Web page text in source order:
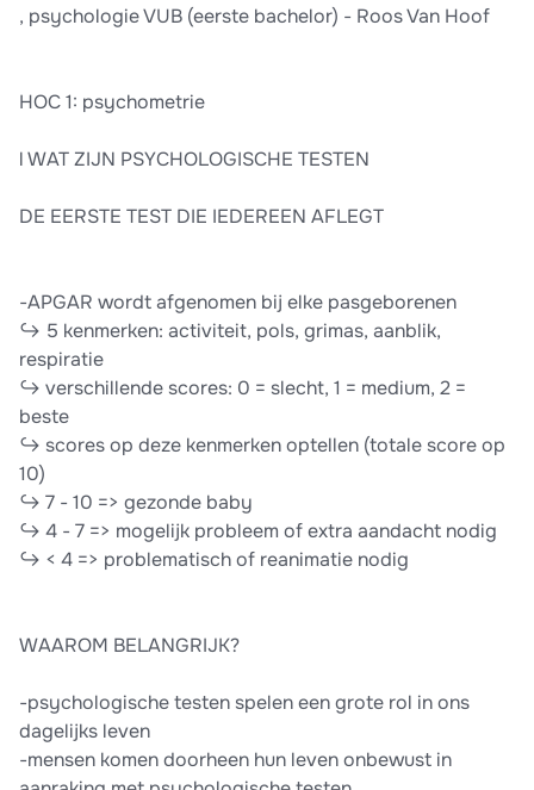
, psychologie VUB (eerste bachelor) - Roos Van Hoof
HOC 1: psychometrie
l WAT ZIJN PSYCHOLOGISCHE TESTEN
DE EERSTE TEST DIE IEDEREEN AFLEGT
-APGAR wordt afgenomen bij elke pasgeborenen
↪ 5 kenmerken: activiteit, pols, grimas, aanblik,
respiratie
↪ verschillende scores: 0 = slecht, 1 = medium, 2 =
beste
↪ scores op deze kenmerken optellen (totale score op
10)
↪ 7 - 10 => gezonde baby
↪ 4 - 7 => mogelijk probleem of extra aandacht nodig
↪ < 4 => problematisch of reanimatie nodig
WAAROM BELANGRIJK?
-psychologische testen spelen een grote rol in ons
dagelijks leven
-mensen komen doorheen hun leven onbewust in